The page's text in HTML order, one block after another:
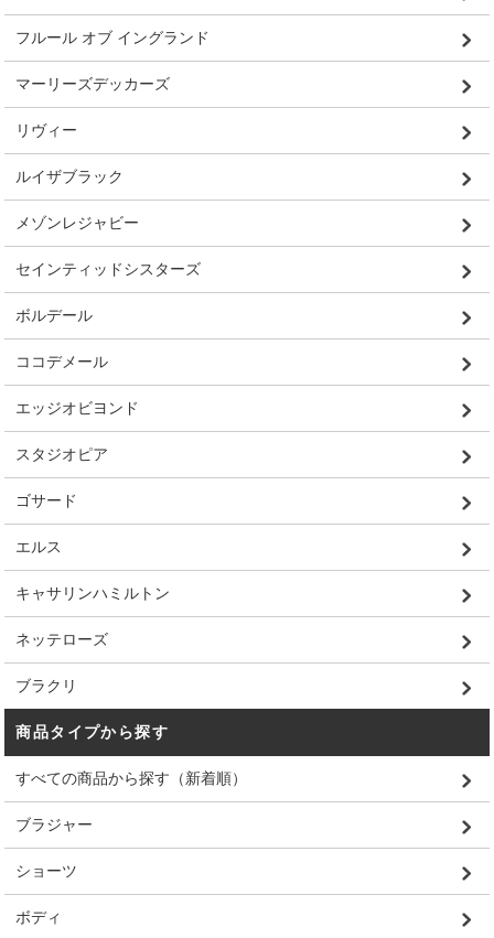
フルール オブ イングランド
マーリーズデッカーズ
リヴィー
ルイザブラック
メゾンレジャビー
セインティッドシスターズ
ボルデール
ココデメール
エッジオビヨンド
スタジオピア
ゴサード
エルス
キャサリンハミルトン
ネッテローズ
ブラクリ
商品タイプから探す
すべての商品から探す（新着順）
ブラジャー
ショーツ
ボディ